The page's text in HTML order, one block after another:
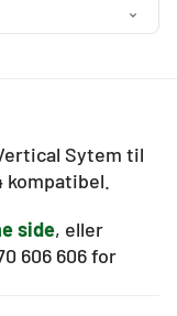
Sytem til
kompatibel.
side, eller
606 606 for